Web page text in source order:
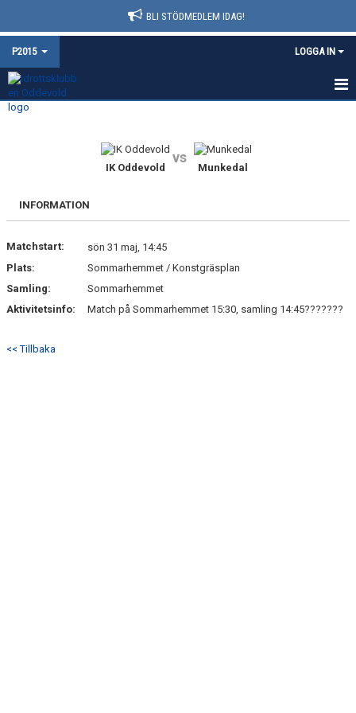
BLI STÖDMEDLEM IDAG!
P2015 LOGGA IN
HEM
MATCHER
TRUPPEN
BILDGALLERI
KONTAKT
IK Oddevold
vs
Munkedal
INFORMATION
Matchstart:
sön 31 maj, 14:45
Plats:
Sommarhemmet / Konstgräsplan
Samling:
Sommarhemmet
Aktivitetsinfo:
Match på Sommarhemmet 15:30, samling 14:45???????
<< Tillbaka